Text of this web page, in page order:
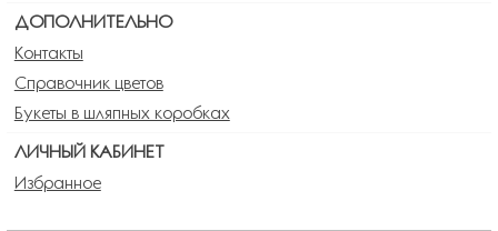
ДОПОЛНИТЕЛЬНО
Контакты
Справочник цветов
Букеты в шляпных коробках
ЛИЧНЫЙ КАБИНЕТ
Избранное